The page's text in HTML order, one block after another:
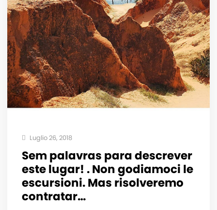
Luglio 26, 2018
Sem palavras para descrever
este lugar! . Non godiamoci le
escursioni. Mas risolveremo
contratar…